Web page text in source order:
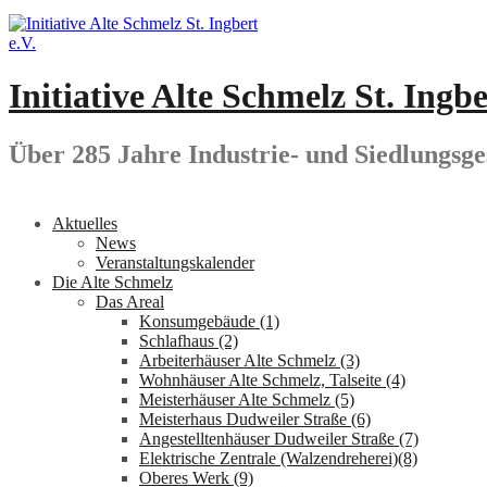
Springe
zum
Inhalt
Initiative Alte Schmelz St.
Über 285 Jahre Industrie- und
Aktuelles
News
Veranstaltungskalender
Die Alte Schmelz
Das Areal
Konsumgebäude (1)
Schlafhaus (2)
Arbeiterhäuser Alte Schmelz (3)
Wohnhäuser Alte Schmelz, Talseite (4)
Meisterhäuser Alte Schmelz (5)
Meisterhaus Dudweiler Straße (6)
Angestelltenhäuser Dudweiler Straße (7)
Elektrische Zentrale (Walzendreherei)(8)
Oberes Werk (9)